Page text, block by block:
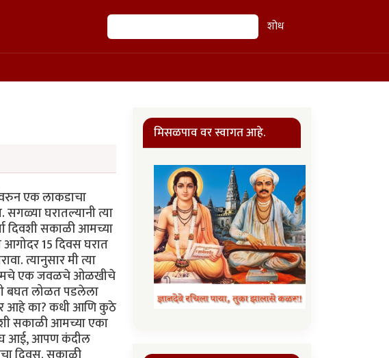
शोध शोध
एक लाकडाचा
घरातल्यानी त्या
सकाळी आमच्या
आगोदर 15 दिवस घरात
त्यानुसार मी त्या
आमचे एक जवळचे ओळखीचे
बघत लोळत पडलेला
आहे का? कधी आणि कुठे
सकाळी आमच्या एका
आई, आपण कंदील
मिसळपाव वर स्वागत आहे.